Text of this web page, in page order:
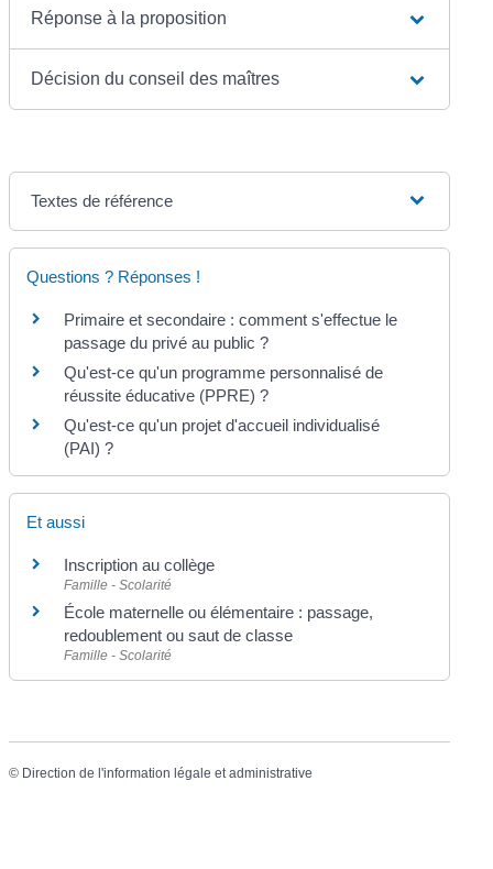
Réponse à la proposition
Décision du conseil des maîtres
Textes de référence
Questions ? Réponses !
Primaire et secondaire : comment s'effectue le
passage du privé au public ?
Qu'est-ce qu'un programme personnalisé de
réussite éducative (PPRE) ?
Qu'est-ce qu'un projet d'accueil individualisé
(PAI) ?
Et aussi
Inscription au collège
Famille - Scolarité
École maternelle ou élémentaire : passage,
redoublement ou saut de classe
Famille - Scolarité
© Direction de l'information légale et administrative